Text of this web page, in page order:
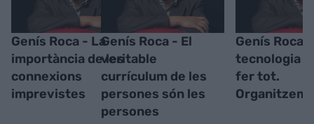
Genís Roca - La
importància de les
connexions
imprevistes
Genís Roca - El
veritable
currículum de les
persones són les
persones
Genís Roca
tecnologia
fer tot.